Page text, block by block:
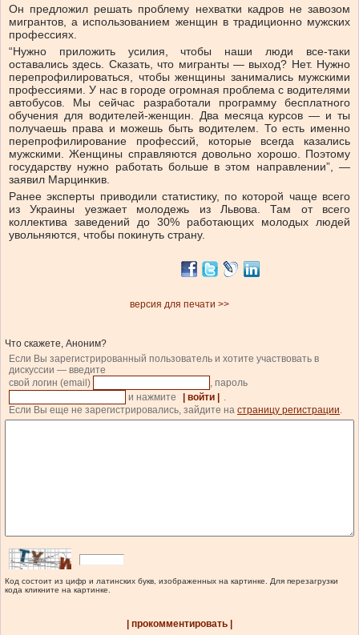
Он предложил решать проблему нехватки кадров не завозом
мигрантов, а использованием женщин в традиционно мужских
профессиях.
“Нужно приложить усилия, чтобы наши люди все-таки
оставались здесь. Сказать, что мигранты — выход? Нет. Нужно
перепрофилироваться, чтобы женщины занимались мужскими
профессиями. У нас в городе огромная проблема с водителями
автобусов. Мы сейчас разработали программу бесплатного
обучения для водителей-женщин. Два месяца курсов — и ты
получаешь права и можешь быть водителем. То есть именно
перепрофилирование профессий, которые всегда казались
мужскими. Женщины справляются довольно хорошо. Поэтому
государству нужно работать больше в этом направлении”, —
заявил Марцинкив.
Ранее эксперты приводили статистику, по которой чаще всего
из Украины уезжает молодежь из Львова. Там от всего
коллектива заведений до 30% работающих молодых людей
увольняются, чтобы покинуть страну.
версия для печати >>
Что скажете, Аноним?
Если Вы зарегистрированный пользователь и хотите участвовать в
дискуссии — введите
свой логин (email)
, пароль
и нажмите
| войти |
.
Если Вы еще не зарегистрировались, зайдите на страницу регистрации.
Код состоит из цифр и латинских букв, изображенных на картинке. Для перезагрузки
кода кликните на картинке.
| прокомментировать |